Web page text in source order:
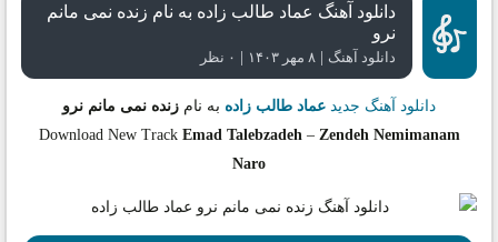
دانلود آهنگ عماد طالب زاده به نام زنده نمی مانم
نرو
دانلود آهنگ | ۸ مهر ۱۴۰۳ | ۰ نظر
دانلود آهنگ جدید عماد طالب زاده به نام زنده نمی مانم نرو
Download New Track Emad Talebzadeh– Zendeh Nemimanam
Naro